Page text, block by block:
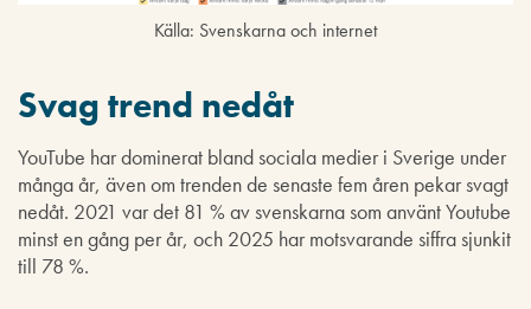
Källa: Svenskarna och internet
Svag trend nedåt
YouTube har dominerat bland sociala medier i Sverige under
många år, även om trenden de senaste fem åren pekar svagt
nedåt. 2021 var det 81 % av svenskarna som använt Youtube
minst en gång per år, och 2025 har motsvarande siffra sjunkit
till 78 %.